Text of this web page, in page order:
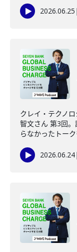
2026.06.25 |
クレイ・テクノ
智文さん 第3回
らなかったトー
2026.06.24|